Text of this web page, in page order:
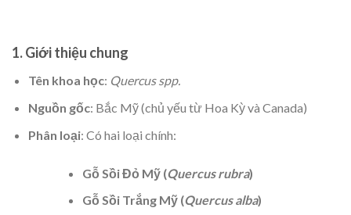
1. Giới thiệu chung
Tên khoa học: Quercus spp.
Nguồn gốc: Bắc Mỹ (chủ yếu từ Hoa Kỳ và Canada)
Phân loại: Có hai loại chính:
Gỗ Sồi Đỏ Mỹ (Quercus rubra)
Gỗ Sồi Trắng Mỹ (Quercus alba)